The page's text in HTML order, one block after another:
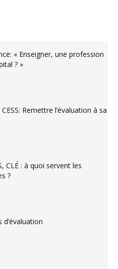
« Enseigner, une profession
? »
Remettre l’évaluation à sa
CLÉ : à quoi servent les
?
d’évaluation